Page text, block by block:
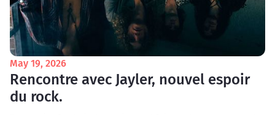
May 19, 2026
Rencontre avec Jayler, nouvel espoir
du rock.